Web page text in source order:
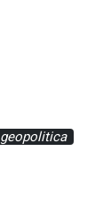
geopolitica